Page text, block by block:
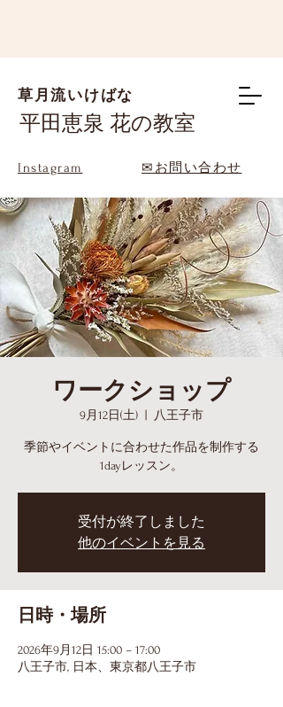
草月流いけばな
平田恵泉 花の教室
Instagram ✉お問い合わせ
ワークショップ
9月12日(土) 八王子市
季節やイベントに合わせた作品を制作する
1dayレッスン。
受付が終了しました
他のイベントを見る
日時・場所
2026年9月12日 15:00 – 17:00
八王子市, 日本、東京都八王子市